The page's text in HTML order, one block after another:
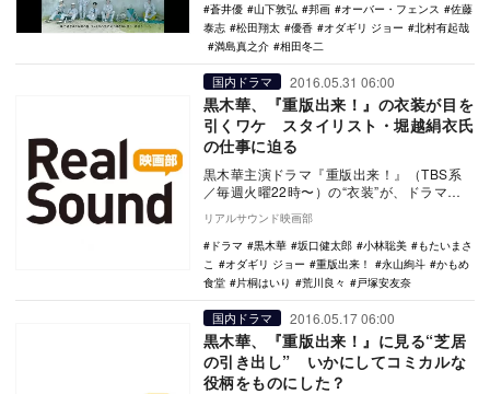
蒼井優
山下敦弘 邦画 オーバー・フェンス
佐藤
泰志
松田翔太 優香 オダギリ ジョー
北村有起哉
満島真之介
相田冬二
国内ドラマ 2016.05.31 06:00
黒木華、『重版出来！』の衣装が目を
引くワケ スタイリスト・堀越絹衣氏
の仕事に迫る
黒木華主演ドラマ『重版出来！』（TBS系
／毎週火曜22時〜）の“衣装”が、ドラマフ
ァンの注目を集めている。一話目の放送か
らSNS…
リアルサウンド映画部
ドラマ
黒木華 坂口健太郎 小林聡美
もたいまさ
こ
オダギリ ジョー 重版出来！ 永山絢斗
かもめ
食堂
片桐はいり 荒川良々 戸塚安友奈
国内ドラマ 2016.05.17 06:00
黒木華、『重版出来！』に見る“芝居
の引き出し” いかにしてコミカルな
役柄をものにした？